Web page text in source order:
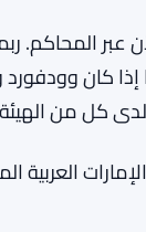
شركة سيليكون